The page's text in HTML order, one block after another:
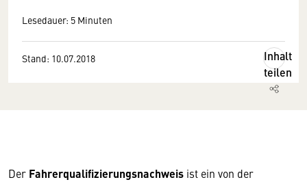
Lesedauer: 5 Minuten
Stand: 10.07.2018
Inhalt
teilen
Der Fahrerqualifizierungsnachweis ist ein von der